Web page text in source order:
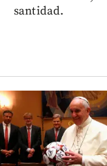
santidad.